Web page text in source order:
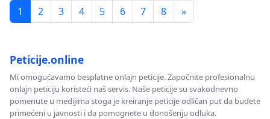
1
2 3 4 5 6 7 8 »
Peticije.online
Mi omogućavamo besplatne onlajn peticije. Započnite profesionalnu
onlajn peticiju koristeći naš servis. Naše peticije su svakodnevno
pomenute u medijima stoga je kreiranje peticije odličan put da budete
primećeni u javnosti i da pomognete u donošenju odluka.